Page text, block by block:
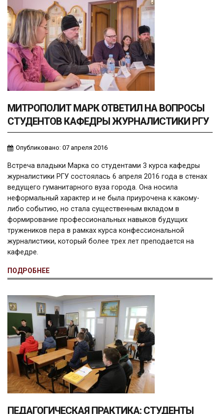
МИТРОПОЛИТ МАРК ОТВЕТИЛ НА ВОПРОСЫ
СТУДЕНТОВ КАФЕДРЫ ЖУРНАЛИСТИКИ РГУ
Опубликовано: 07 апреля 2016
Встреча владыки Марка со студентами 3 курса кафедры
журналистики РГУ состоялась 6 апреля 2016 года в стенах
ведущего гуманитарного вуза города. Она носила
неформальный характер и не была приурочена к какому-
либо событию, но стала существенным вкладом в
формирование профессиональных навыков будущих
тружеников пера в рамках курса конфессиональной
журналистики, который более трех лет преподается на
кафедре.
ПОДРОБНЕЕ
ПЕДАГОГИЧЕСКАЯ ПРАКТИКА: СТУДЕНТЫ